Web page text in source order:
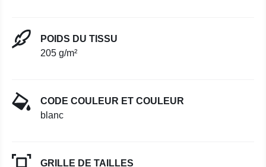
POIDS DU TISSU
205 g/m²
CODE COULEUR ET COULEUR
blanc
GRILLE DE TAILLES